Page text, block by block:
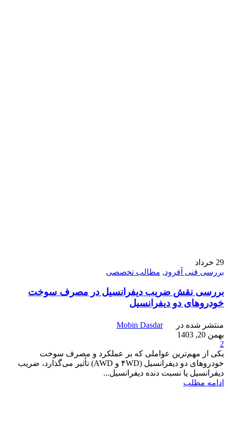
29 خرداد
بررسی فنی آفرود, مطالب تخصصی
بررسی نقش ضریب دیفرانسیل در مصرف سوخت
خودروهای دو دیفرانسیل
منتشر شده در
Mobin Dasdar
بهمن 20, 1403
2
یکی از مهم‌ترین عواملی که بر عملکرد و مصرف سوخت
خودروهای دو دیفرانسیل (۴WD و AWD) تأثیر می‌گذارد، ضریب
دیفرانسیل یا نسبت دنده دیفرانسیل...
ادامه مطلب